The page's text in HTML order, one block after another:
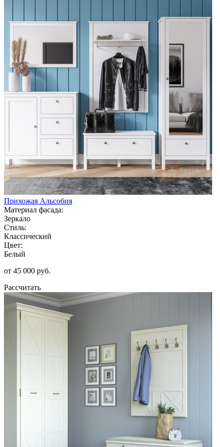
Прихожая Альсобия
Материал фасада:
Зеркало
Стиль:
Классический
Цвет:
Белый
от 45 000 руб.
Рассчитать